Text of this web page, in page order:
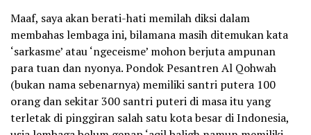
Maaf, saya akan berati-hati memilah diksi dalam
membahas lembaga ini, bilamana masih ditemukan kata
‘sarkasme’ atau ‘ngeceisme’ mohon berjuta ampunan
para tuan dan nyonya. Pondok Pesantren Al Qohwah
(bukan nama sebenarnya) memiliki santri putera 100
orang dan sekitar 300 santri puteri di masa itu yang
terletak di pinggiran salah satu kota besar di Indonesia,